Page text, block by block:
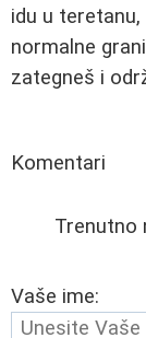
idu u
normalne
zategneš i
Komentari
Trenutno
Vaše ime: